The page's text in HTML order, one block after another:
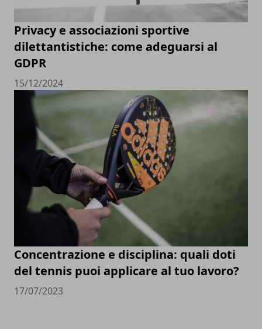
Privacy e associazioni sportive
dilettantistiche: come adeguarsi al
GDPR
15/12/2024
Concentrazione e disciplina: quali doti
del tennis puoi applicare al tuo lavoro?
17/07/2023